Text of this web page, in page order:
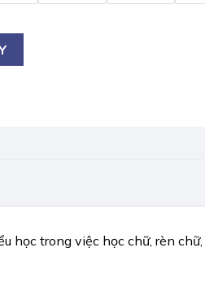
trong việc học chữ, rèn